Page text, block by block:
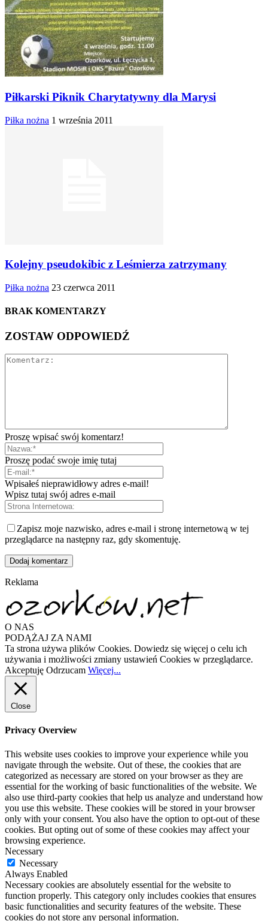
Piłkarski Piknik Charytatywny dla Marysi
Piłka nożna 1 września 2011
Kolejny pseudokibic z Leśmierza zatrzymany
Piłka nożna 23 czerwca 2011
BRAK KOMENTARZY
ZOSTAW ODPOWIEDŹ
Proszę wpisać swój komentarz!
Proszę podać swoje imię tutaj
Wpisałeś nieprawidłowy adres e-mail!
Wpisz tutaj swój adres e-mail
Zapisz moje nazwisko, adres e-mail i stronę internetową w tej
przeglądarce na następny raz, gdy skomentuję.
Reklama
O NAS
PODĄŻAJ ZA NAMI
Ta strona używa plików Cookies. Dowiedz się więcej o celu ich
używania i możliwości zmiany ustawień Cookies w przeglądarce.
Akceptuję Odrzucam Więcej...
Close
Privacy Overview
This website uses cookies to improve your experience while you
navigate through the website. Out of these, the cookies that are
categorized as necessary are stored on your browser as they are
essential for the working of basic functionalities of the website. We
also use third-party cookies that help us analyze and understand how
you use this website. These cookies will be stored in your browser
only with your consent. You also have the option to opt-out of these
cookies. But opting out of some of these cookies may affect your
browsing experience.
Necessary
Necessary
Always Enabled
Necessary cookies are absolutely essential for the website to
function properly. This category only includes cookies that ensures
basic functionalities and security features of the website. These
cookies do not store any personal information.